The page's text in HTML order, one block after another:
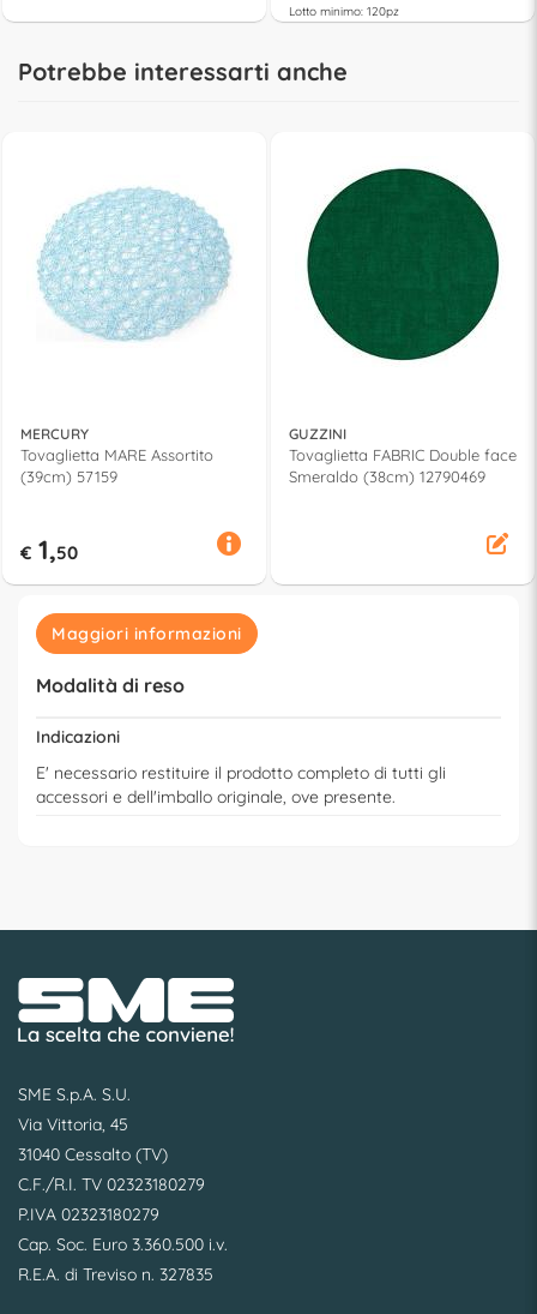
Lotto minimo: 120pz
Potrebbe interessarti anche
MERCURY
Tovaglietta MARE Assortito
(39cm) 57159
€ 1,50
GUZZINI
Tovaglietta FABRIC Double face
Smeraldo (38cm) 12790469
Maggiori informazioni
Modalità di reso
Indicazioni
E' necessario restituire il prodotto completo di tutti gli
accessori e dell'imballo originale, ove presente.
SME S.p.A. S.U.
Via Vittoria, 45
31040 Cessalto (TV)
C.F./R.I. TV 02323180279
P.IVA 02323180279
Cap. Soc. Euro 3.360.500 i.v.
R.E.A. di Treviso n. 327835